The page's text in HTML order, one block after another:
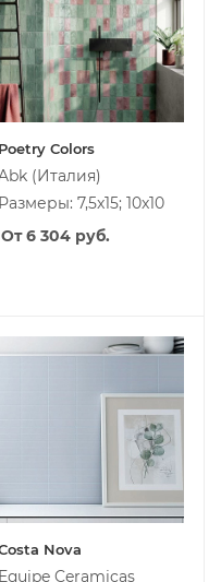
Poetry Colors
(Италия)
Размеры: 7,5x15; 10x10
От 6 304 руб.
Nova
Equipe Ceramicas